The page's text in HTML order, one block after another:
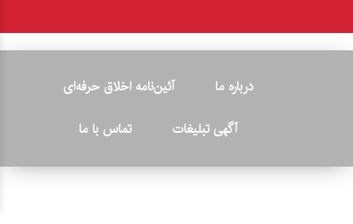
درباره ما
آئین‌نامه اخلاق حرفه‌ای
آگهی تبلیغات
تماس با ما